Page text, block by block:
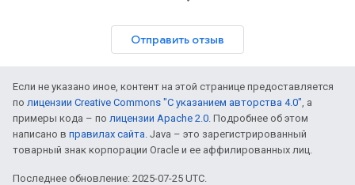
Отправить отзыв
Если не указано иное, контент на этой странице предоставляется
по лицензии Creative Commons "С указанием авторства 4.0", а
примеры кода – по лицензии Apache 2.0. Подробнее об этом
написано в правилах сайта. Java – это зарегистрированный
товарный знак корпорации Oracle и ее аффилированных лиц.
Последнее обновление: 2025-07-25 UTC.